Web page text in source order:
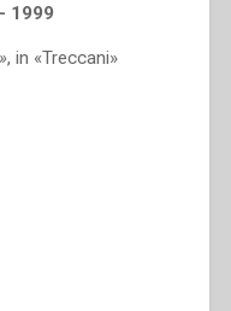
1999
, in «Treccani»